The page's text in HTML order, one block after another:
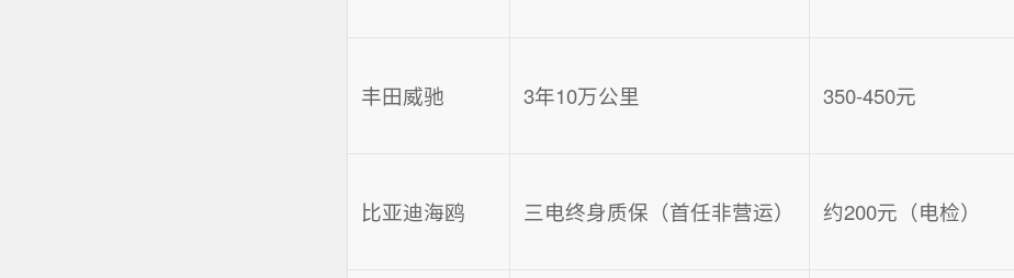
丰田威驰 3年10万公里 350-450元
比亚迪海鸥 三电终身质保（首任非营运） 约200元（电检）